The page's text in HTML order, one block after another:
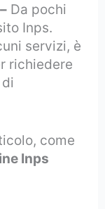
Da pochi
Inps.
servizi, è
richiedere
come
Inps